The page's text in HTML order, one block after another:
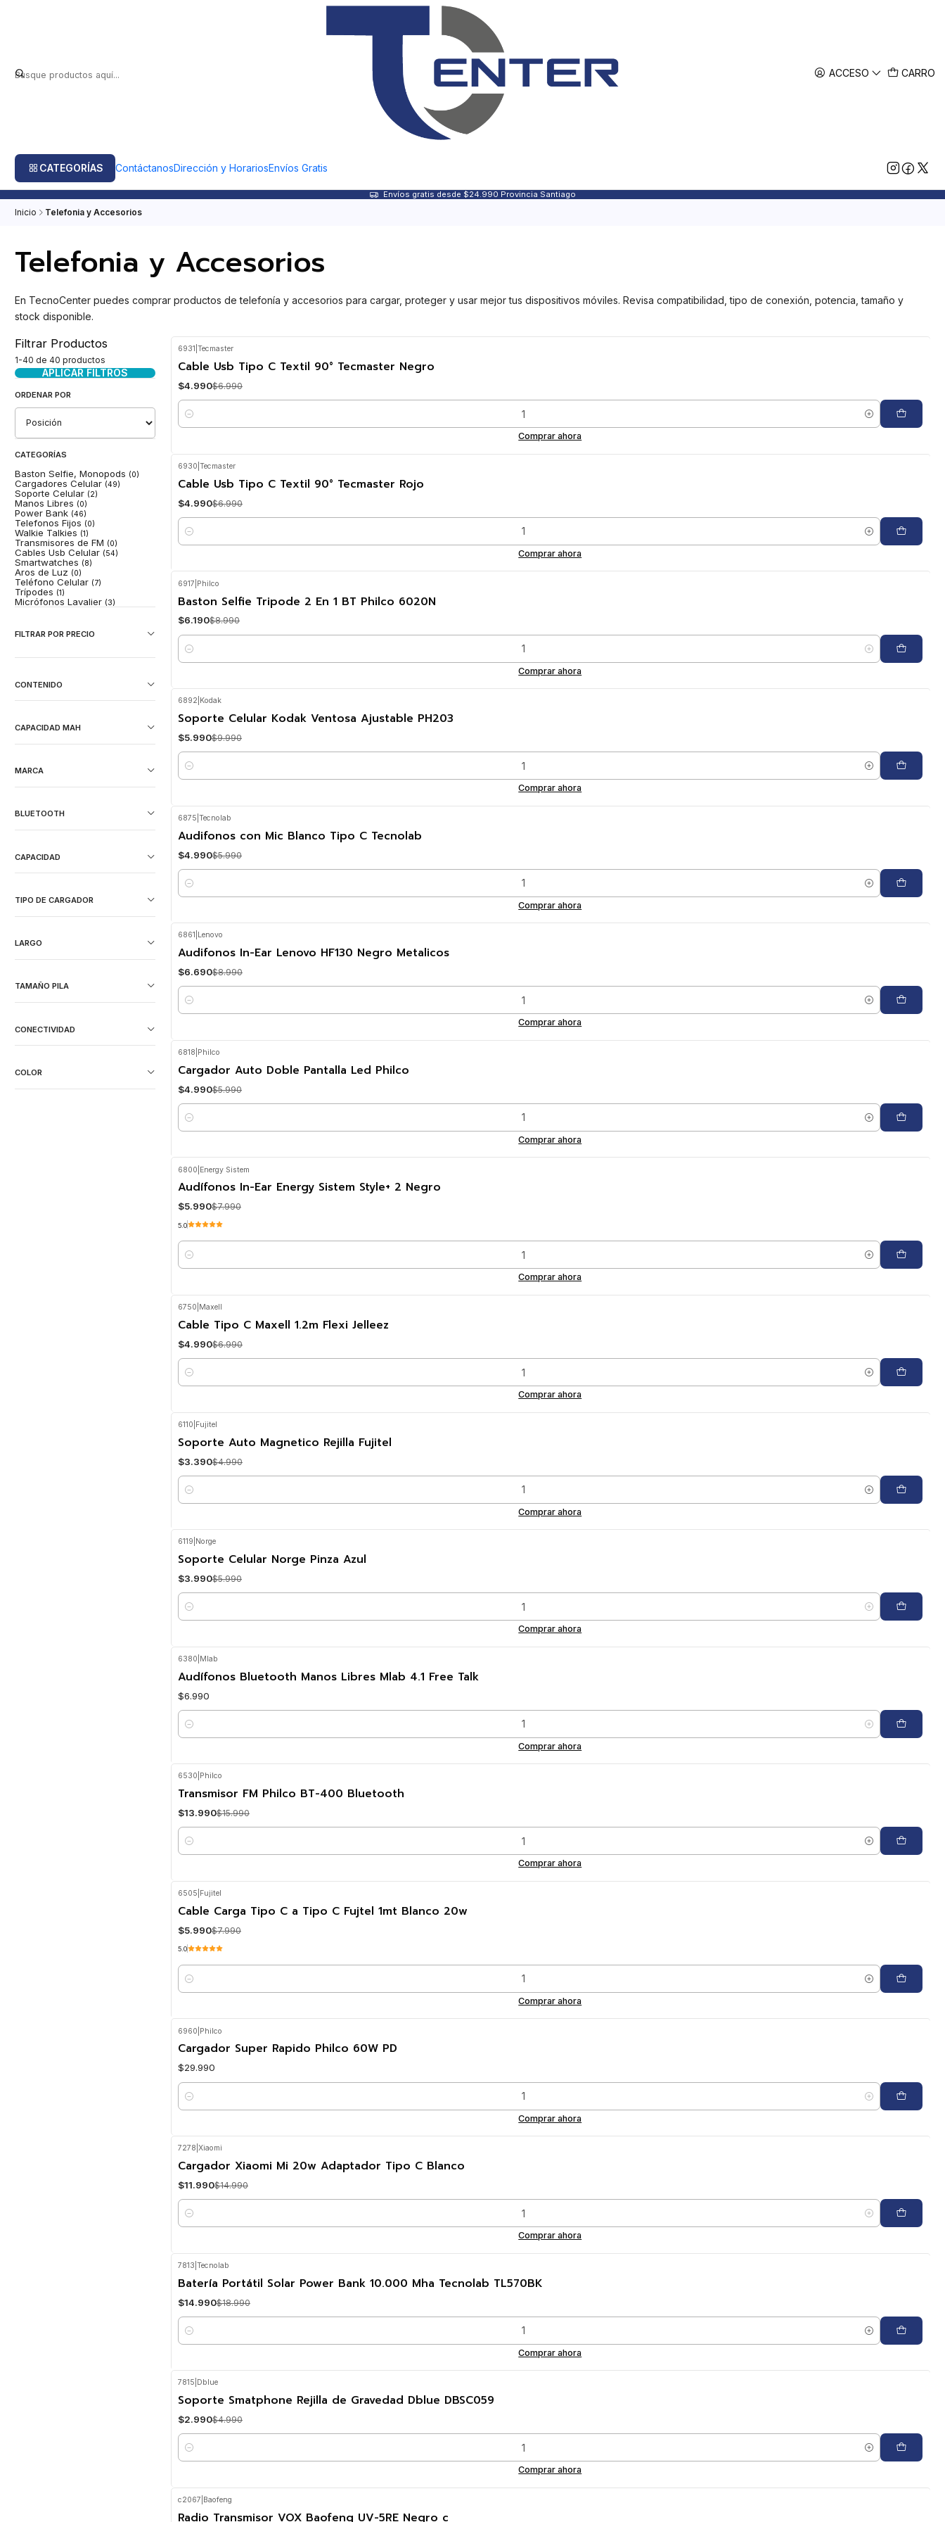
ACCESO CARRO
CATEGORÍAS ContáctanosDirección y HorariosEnvíos Gratis
Envíos gratis desde $24.990 Provincia Santiago
Inicio Telefonia y Accesorios
Telefonia y Accesorios
En TecnoCenter puedes comprar productos de telefonía y accesorios para cargar, proteger y usar mejor tus dispositivos móviles. Revisa compatibilidad, tipo de conexión, potencia, tamaño y
stock disponible.
Filtrar Productos
1-40 de 40 productos
APLICAR FILTROS
ORDENAR POR
CATEGORÍAS
Baston Selfie, Monopods (0)
Cargadores Celular (49)
Soporte Celular (2)
Manos Libres (0)
Power Bank (46)
Telefonos Fijos (0)
Walkie Talkies (1)
Transmisores de FM (0)
Cables Usb Celular (54)
Smartwatches (8)
Aros de Luz (0)
Teléfono Celular (7)
Trípodes (1)
Micrófonos Lavalier (3)
FILTRAR POR PRECIO
CONTENIDO
CAPACIDAD MAH
MARCA
BLUETOOTH
CAPACIDAD
TIPO DE CARGADOR
LARGO
TAMAÑO PILA
CONECTIVIDAD
COLOR
-29% OFF
6931 Tecmaster
Cable Usb Tipo C Textil 90° Tecmaster Negro
$4.990$6.990
Cantidad
Comprar ahora
-29% OFF
6930 Tecmaster
Cable Usb Tipo C Textil 90° Tecmaster Rojo
$4.990$6.990
Cantidad
Comprar ahora
6917 Philco
Baston Selfie Tripode 2 En 1 BT Philco 6020N
$6.190$8.990
Cantidad
Comprar ahora
6892 Kodak
Soporte Celular Kodak Ventosa Ajustable PH203
$5.990$9.990
Cantidad
Comprar ahora
-17%
6875 Tecnolab
Audifonos con Mic Blanco Tipo C Tecnolab
$4.990$5.990
Cantidad
Comprar ahora
-26%
6861 Lenovo
Audifonos In-Ear Lenovo HF130 Negro Metalicos
$6.690$8.990
Cantidad
Comprar ahora
OFF
6818 Philco
Cargador Auto Doble Pantalla Led Philco
$4.990$5.990
Cantidad
Comprar ahora
-25%
6800 Energy Sistem
Audífonos In-Ear Energy Sistem Style+ 2 Negro
$5.990$7.990
5.0
Cantidad
Comprar ahora
-29%
6750 Maxell
Cable Tipo C Maxell 1.2m Flexi Jelleez
$4.990$6.990
Cantidad
Comprar ahora
6110 Fujitel
Soporte Auto Magnetico Rejilla Fujitel
$3.390$4.990
Cantidad
Comprar ahora
6119 Norge
Soporte Celular Norge Pinza Azul
$3.990$5.990
Cantidad
Comprar ahora
6380 Mlab
Audífonos Bluetooth Manos Libres Mlab 4.1 Free Talk
$6.990
Cantidad
Comprar ahora
OFF
6530 Philco
Transmisor FM Philco BT-400 Bluetooth
$13.990$15.990
Cantidad
Comprar ahora
-25%
6505 Fujitel
Cable Carga Tipo C a Tipo C Fujtel 1mt Blanco 20w
$5.990$7.990
5.0
Cantidad
Comprar ahora
6960 Philco
Cargador Super Rapido Philco 60W PD
$29.990
Cantidad
Comprar ahora
-20%OFF
7278 Xiaomi
Cargador Xiaomi Mi 20w Adaptador Tipo C Blanco
$11.990$14.990
Cantidad
Comprar ahora
7813 Tecnolab
Batería Portátil Solar Power Bank 10.000 Mha Tecnolab TL570BK
$14.990$18.990
Cantidad
Comprar ahora
-40% OFF
7815 Dblue
Soporte Smatphone Rejilla de Gravedad Dblue DBSC059
$2.990$4.990
Cantidad
Comprar ahora
-28%
c2067 Baofeng
Radio Transmisor VOX Baofeng UV-5RE Negro c